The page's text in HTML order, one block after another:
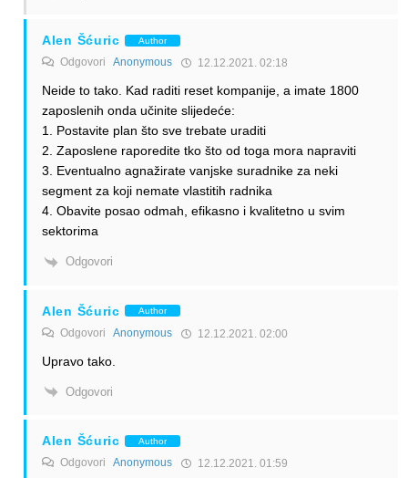
Alen Šćuric Author
Odgovori Anonymous 12.12.2021. 02:18
Neide to tako. Kad raditi reset kompanije, a imate 1800
zaposlenih onda učinite slijedeće:
1. Postavite plan što sve trebate uraditi
2. Zaposlene raporedite tko što od toga mora napraviti
3. Eventualno agnažirate vanjske suradnike za neki
segment za koji nemate vlastitih radnika
4. Obavite posao odmah, efikasno i kvalitetno u svim
sektorima
Odgovori
Alen Šćuric Author
Odgovori Anonymous 12.12.2021. 02:00
Upravo tako.
Odgovori
Alen Šćuric Author
Odgovori Anonymous 12.12.2021. 01:59